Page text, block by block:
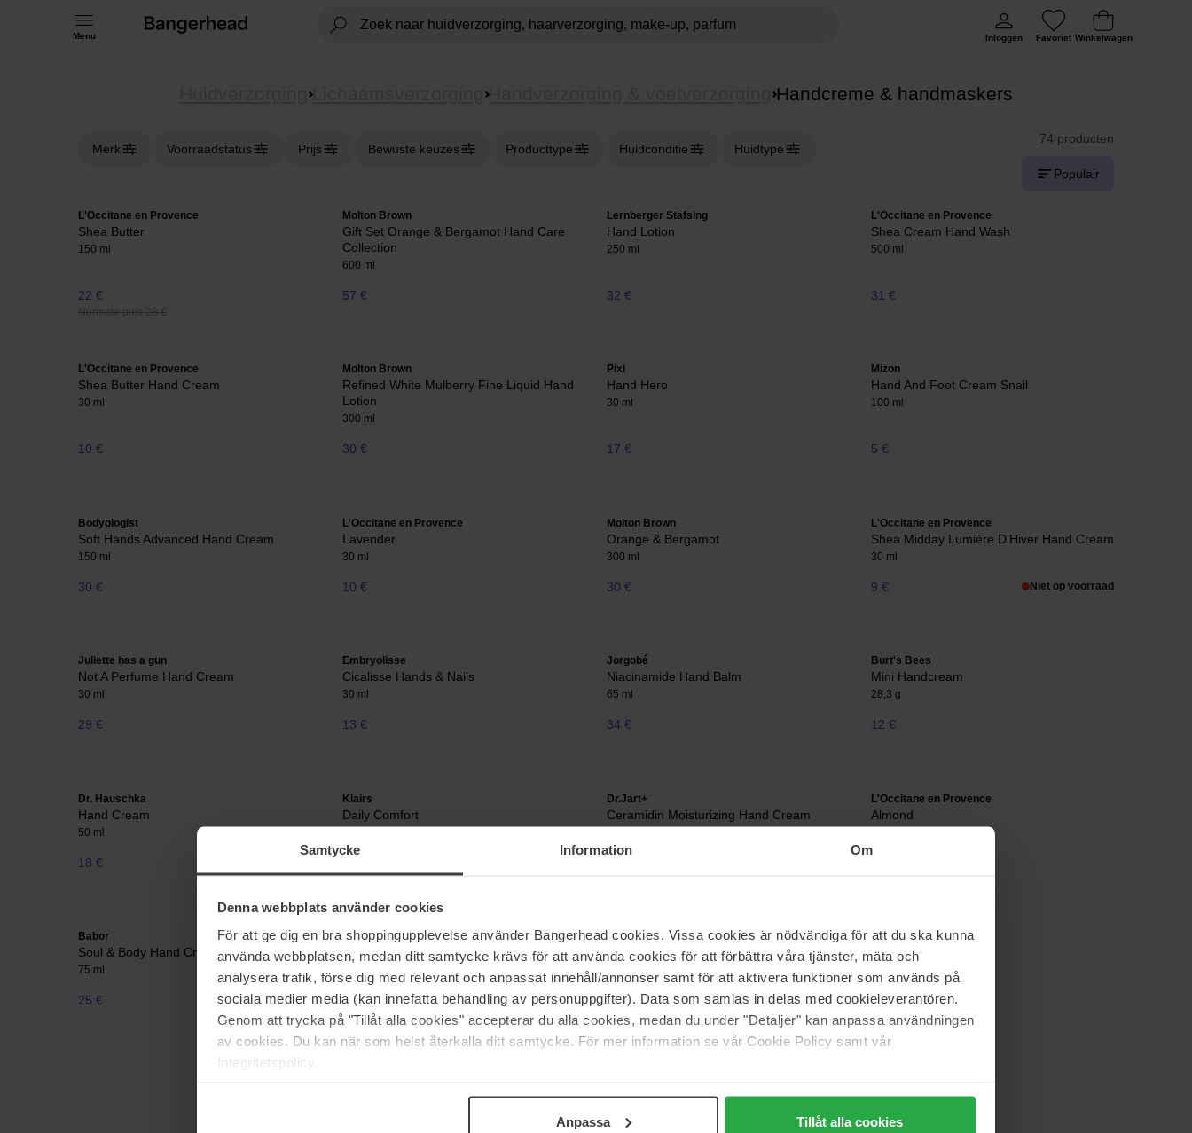
Samtycke Information Om
Denna webbplats använder cookies
För att ge dig en bra shoppingupplevelse använder Bangerhead cookies. Vissa cookies är nödvändiga för att du ska kunna
använda webbplatsen, medan ditt samtycke krävs för att använda cookies för att förbättra våra tjänster, mäta och
analysera trafik, förse dig med relevant och anpassat innehåll/annonser samt för att aktivera funktioner som används på
sociala medier media (kan innefatta behandling av personuppgifter). Data som samlas in delas med cookieleverantören.
Genom att trycka på "Tillåt alla cookies" accepterar du alla cookies, medan du under "Detaljer" kan anpassa användningen
av cookies. Du kan när som helst återkalla ditt samtycke. För mer information se vår Cookie Policy samt vår
Integritetspolicy.
Anpassa Tillåt alla cookies
Menu Inloggen Favoriet Winkelwagen
Lichaamsverzorging Handverzorging & voetverzorging Handcreme & handmaskers
Merk Voorraadstatus Prijs Bewuste keuzes Producttype Huidconditie Huidtype
74 producten
Populair
L'Occitane en Provence
Shea Butter
150 ml
22 €
Normale prijs 28 €
Molton Brown
Gift Set Orange & Bergamot Hand Care
Collection
600 ml
57 €
Lernberger Stafsing
Hand Lotion
250 ml
32 €
L'Occitane en Provence
Shea Cream Hand Wash
500 ml
31 €
L'Occitane en Provence
Shea Butter Hand Cream
30 ml
10 €
Molton Brown
Refined White Mulberry Fine Liquid Hand
Lotion
300 ml
30 €
Pixi
Hand Hero
30 ml
17 €
Mizon
Hand And Foot Cream Snail
100 ml
5 €
Bodyologist
Soft Hands Advanced Hand Cream
150 ml
30 €
L'Occitane en Provence
Lavender
30 ml
10 €
Molton Brown
Orange & Bergamot
300 ml
30 €
L'Occitane en Provence
Shea Midday Lumiére D’Hiver Hand Cream
30 ml
9 € Niet op voorraad
Juliette has a gun
Not A Perfume Hand Cream
30 ml
29 €
Embryolisse
Cicalisse Hands & Nails
30 ml
13 €
Jorgobé
Niacinamide Hand Balm
65 ml
34 €
Burt's Bees
Mini Handcream
28,3 g
12 €
Dr. Hauschka
Hand Cream
50 ml
18 €
Klairs
Daily Comfort
Normale prijs 17 €
Dr.Jart+
Ceramidin Moisturizing Hand Cream
L'Occitane en Provence
Almond
Babor
Soul & Body Hand Cream
75 ml
25 €
Beauté Pacifique
Enriched Hand Cream
50 ml
27 €
Biotherm
Biomains Hand Cream
31 €
Clinique
Deep Comfort
33 €